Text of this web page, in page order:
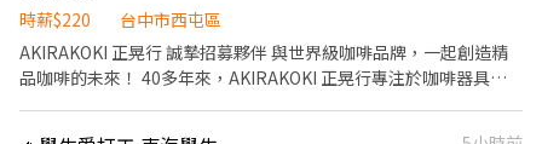
校生/畢業生均可）。 ．專業工具： 需具備基礎 CAD 識圖能力，會
規，我們希望你擁有相關科系的背景。 ．細心與責任： 室內設計差
之毫釐失之千里，我們很需要一個對細節有堅持、對專案負責的
人。 ．謙虛學習的心： 面對工地現場或業主需求，我們都在學習。
希望你也是個勇於接觸新事物、能接受指導的人。 ．對美感的追
時薪$220
台中市西屯區
AKIRAKOKI 正晃行 誠摯招募夥伴 與世界級咖啡品牌，一起創造精
品咖啡的未來！ 40多年來，AKIRAKOKI 正晃行專注於咖啡器具研